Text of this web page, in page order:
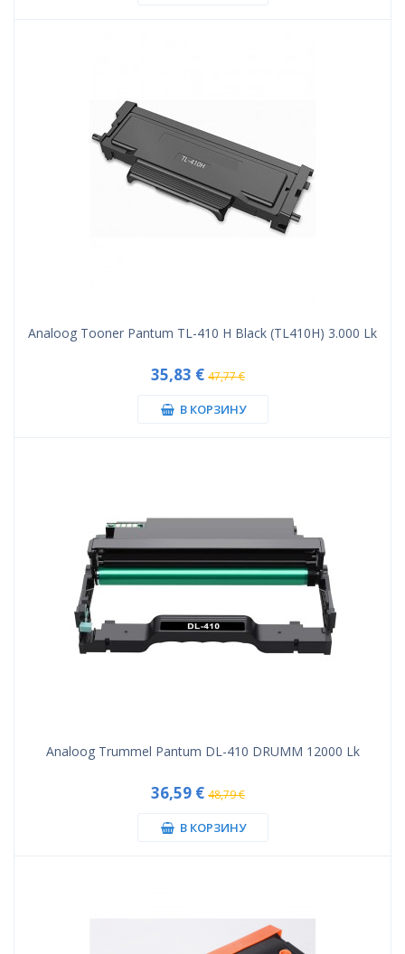
Analoog Tooner Pantum TL-410 H Black (TL410H) 3.000 Lk
35,83 € 47,77 €
В КОРЗИНУ
Analoog Trummel Pantum DL-410 DRUMM 12000 Lk
36,59 € 48,79 €
В КОРЗИНУ